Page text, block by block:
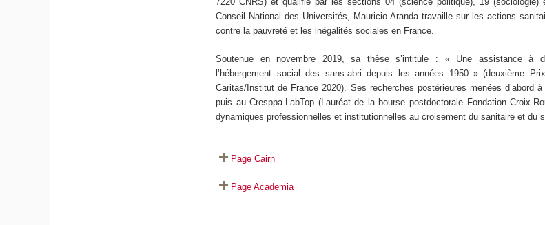
Conseil National des Universités, Mauricio Aranda travaille sur les actions
contre la pauvreté et les inégalités sociales en France.
Soutenue en novembre 2019, sa thèse s’intitule : « Une assistance à
l’hébergement social des sans-abri depuis les années 1950 » (deuxième
Caritas/Institut de France 2020). Ses recherches postérieures menées d’abord
puis au Cresppa-LabTop (Lauréat de la bourse postdoctorale Fondation Croix-
dynamiques professionnelles et institutionnelles au croisement du sanitaire et du
Page Cairn
Page Academia